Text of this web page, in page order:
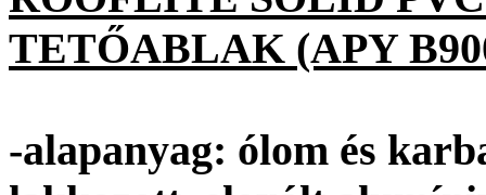
TETŐABLAK (APY
-alapanyag: ólom és